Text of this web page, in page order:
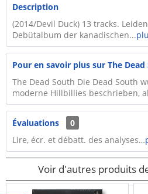
Description
(2014/Devil Duck) 13 tracks.
Debütalbum der kanadischen...
Pour en savoir plus sur The Dead
The Dead South Die Dead South
moderne Hillbillies beschrieben,
Évaluations
0
Lire, écr. et débatt. des analyses…
Voir d'autres produits